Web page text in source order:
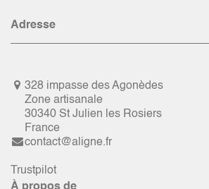
Adresse
328 impasse des Agonèdes
Zone artisanale
30340 St Julien les Rosiers
France
contact@aligne.fr
Trustpilot